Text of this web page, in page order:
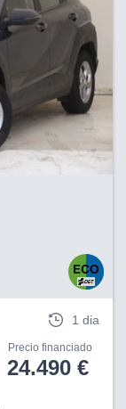
1 dia
Precio financiado
24.490 €